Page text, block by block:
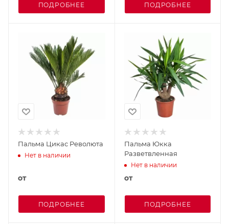
ПОДРОБНЕЕ ПОДРОБНЕЕ
Пальма Цикас Революта
Нет в наличии
от
ПОДРОБНЕЕ
Пальма Юкка
Разветвленная
Нет в наличии
от
ПОДРОБНЕЕ